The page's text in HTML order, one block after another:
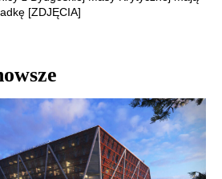
[ZDJĘCIA]